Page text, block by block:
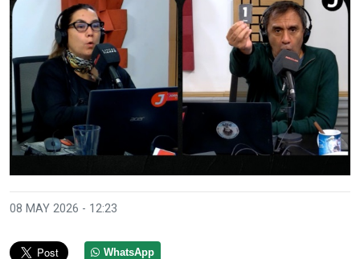
08 MAY 2026 - 12:23
WhatsApp